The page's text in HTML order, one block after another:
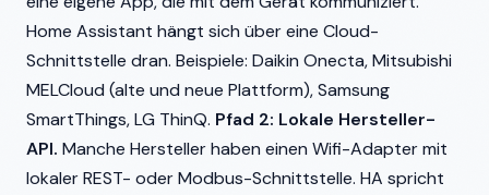
Home Assistant hängt sich über eine Cloud-
Schnittstelle dran. Beispiele: Daikin Onecta, Mitsubishi
MELCloud (alte und neue Plattform), Samsung
SmartThings, LG ThinQ. Pfad 2: Lokale Hersteller-
API. Manche Hersteller haben einen Wifi-Adapter mit
lokaler REST- oder Modbus-Schnittstelle. HA spricht